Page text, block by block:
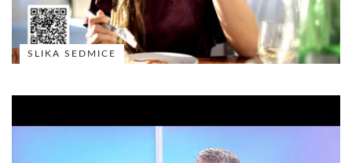
SLIKA SEDMICE